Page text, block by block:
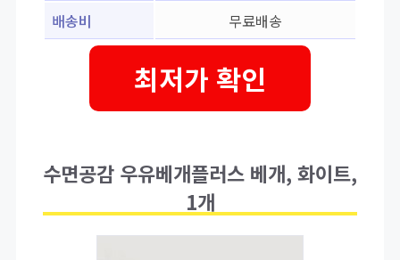
배송비
무료배송
최저가 확인
수면공감 우유베개플러스 베개, 화이트,
1개